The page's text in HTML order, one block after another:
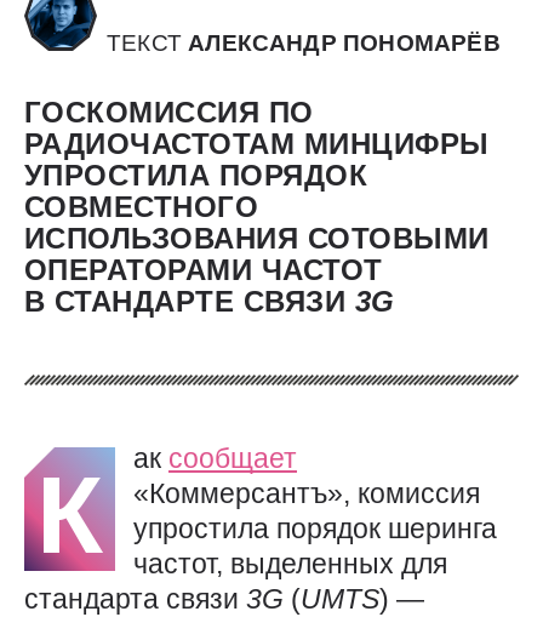
ТЕКСТ АЛЕКСАНДР ПОНОМАРЁВ
ГОСКОМИССИЯ ПО
РАДИОЧАСТОТАМ МИНЦИФРЫ
УПРОСТИЛА ПОРЯДОК
СОВМЕСТНОГО
ИСПОЛЬЗОВАНИЯ СОТОВЫМИ
ОПЕРАТОРАМИ ЧАСТОТ
В СТАНДАРТЕ СВЯЗИ 3G
К ак сообщает
«Коммерсантъ», комиссия
упростила порядок шеринга
частот, выделенных для
стандарта связи 3G (UMTS) —